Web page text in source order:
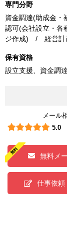
専門分野
資金調達(助成金
認可(会社設立・
ジ作成) / 経営計
保有資格
設立支援、資金
メール
5.0
無料メ
仕事依頼